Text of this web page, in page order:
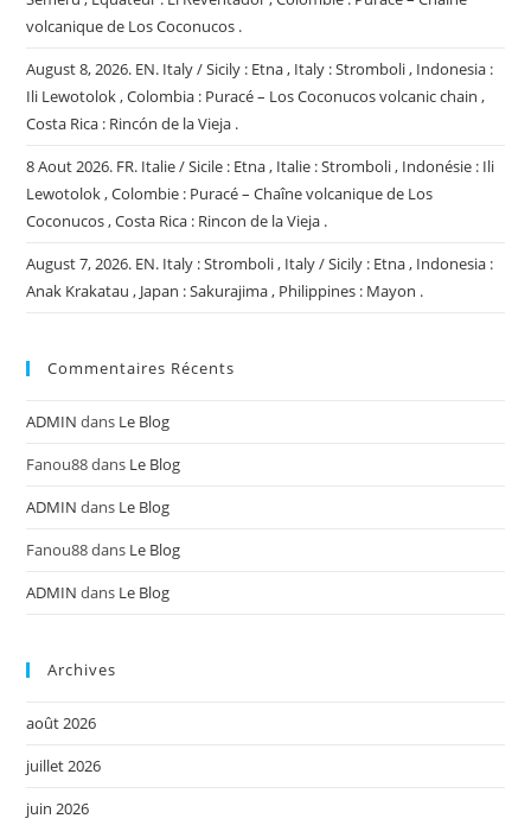
volcanique de Los Coconucos .
August 8, 2026. EN. Italy / Sicily : Etna , Italy : Stromboli , Indonesia :
Ili Lewotolok , Colombia : Puracé – Los Coconucos volcanic chain ,
Costa Rica : Rincón de la Vieja .
8 Aout 2026. FR. Italie / Sicile : Etna , Italie : Stromboli , Indonésie : Ili
Lewotolok , Colombie : Puracé – Chaîne volcanique de Los
Coconucos , Costa Rica : Rincon de la Vieja .
August 7, 2026. EN. Italy : Stromboli , Italy / Sicily : Etna , Indonesia :
Anak Krakatau , Japan : Sakurajima , Philippines : Mayon .
Commentaires Récents
ADMIN dans Le Blog
Fanou88dans Le Blog
ADMIN dans Le Blog
Fanou88dans Le Blog
ADMIN dans Le Blog
Archives
août 2026
juillet 2026
juin 2026